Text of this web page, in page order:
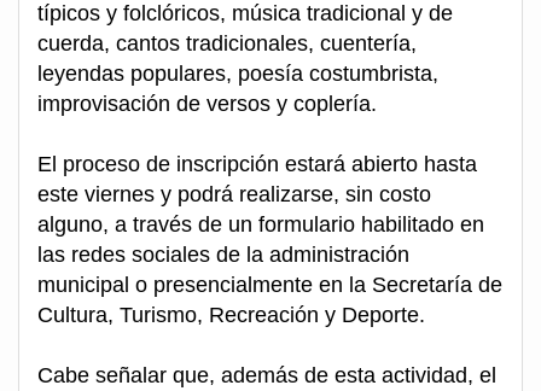
típicos y folclóricos, música tradicional y de
cuerda, cantos tradicionales, cuentería,
leyendas populares, poesía costumbrista,
improvisación de versos y coplería.
El proceso de inscripción estará abierto hasta
este viernes y podrá realizarse, sin costo
alguno, a través de un formulario habilitado en
las redes sociales de la administración
municipal o presencialmente en la Secretaría de
Cultura, Turismo, Recreación y Deporte.
Cabe señalar que, además de esta actividad, el